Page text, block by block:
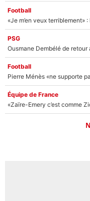
Football
PSG
Football
Équipe de France